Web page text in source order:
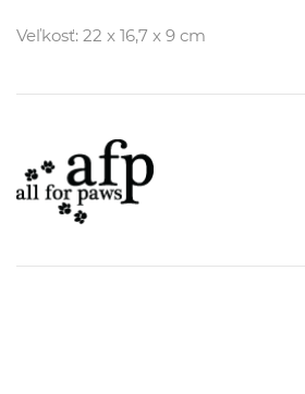
Veľkosť: 22 x 16,7 x 9 cm